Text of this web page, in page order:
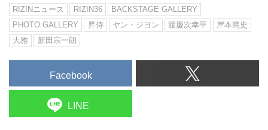
RIZINニュース RIZIN36
BACKSTAGE GALLERY
PHOTO GALLERY
昇侍 ヤン・ジヨン 渡慶次幸平
岸本篤史
大雅
新田宗一朗
Facebook
LINE